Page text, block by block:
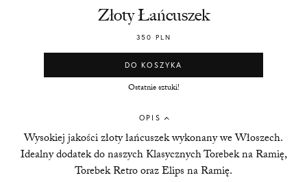
Chylak
Złoty Łańcuszek
350 PLN
DO KOSZYKA
Ostatnie sztuki!
OPIS
Wysokiej jakości złoty łańcuszek wykonany we Włoszech.
Idealny dodatek do naszych Klasycznych Torebek na Ramię,
Torebek Retro oraz Elips na Ramię.